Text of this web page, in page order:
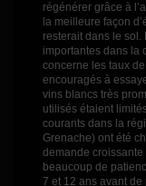
régénérer grâce à
la meilleure façon
resterait dans le
importantes dans la
concerne les taux
encouragés à
vins blancs très
utilisés étaient
courants dans la
Grenache) ont été
demande
beaucoup de
7 et 12 ans avant